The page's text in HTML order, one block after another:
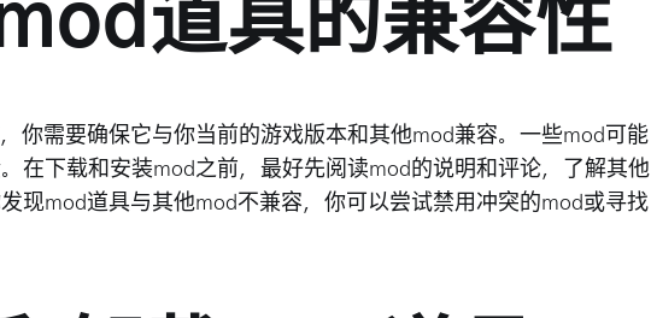
道具的兼容性
你需要确保它与你当前的游戏版本和其他mod兼容。一些mod可能
在下载和安装mod之前，最好先阅读mod的说明和评论，了解其他
现mod道具与其他mod不兼容，你可以尝试禁用冲突的mod或寻找